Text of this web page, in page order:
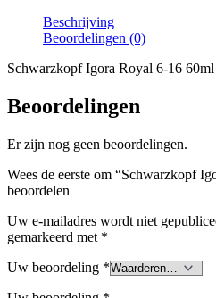
Beschrijving
Beoordelingen (0)
Schwarzkopf Igora Royal 6-16 60ml
Beoordelingen
Er zijn nog geen beoordelingen.
Wees de eerste om “Schwarzkopf
beoordelen
Uw e-mailadres wordt niet
gemarkeerd met *
Uw beoordeling *